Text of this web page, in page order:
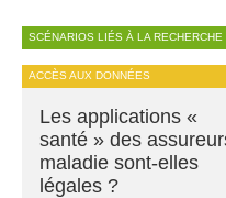
SCÉNARIOS LIÉS À LA RECHERCHE
ACCÈS AUX DONNÉES
Les applications «
santé » des
maladie sont-elles
légales ?